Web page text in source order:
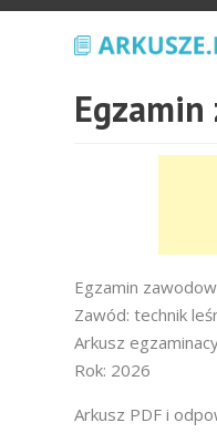
Egzamin
Zawód: technik
Arkusz
Rok: 2026
Arkusz PDF i